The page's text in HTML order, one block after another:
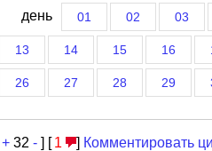
день 01 02 03
13 14 15 16
26 27 28 29
+ 32 - ] [ 1 ] Комментировать